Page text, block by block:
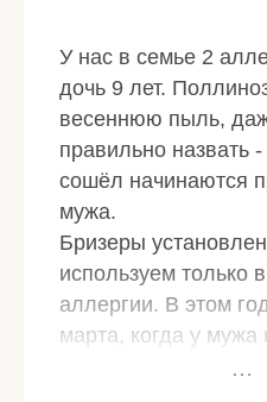
У нас в семье 2
дочь 9 лет.
весеннюю пыль,
правильно назвать -
сошёл начинаются
мужа.
Бризеры
используем только
аллергии. В этом
марта, когда у мужа